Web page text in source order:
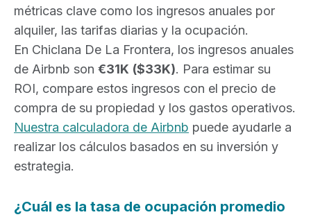
métricas clave como los ingresos anuales por
alquiler, las tarifas diarias y la ocupación.
En Chiclana De La Frontera, los ingresos anuales
de Airbnb son €31K ($33K). Para estimar su
ROI, compare estos ingresos con el precio de
compra de su propiedad y los gastos operativos.
Nuestra calculadora de Airbnb puede ayudarle a
realizar los cálculos basados en su inversión y
estrategia.
¿Cuál es la tasa de ocupación promedio